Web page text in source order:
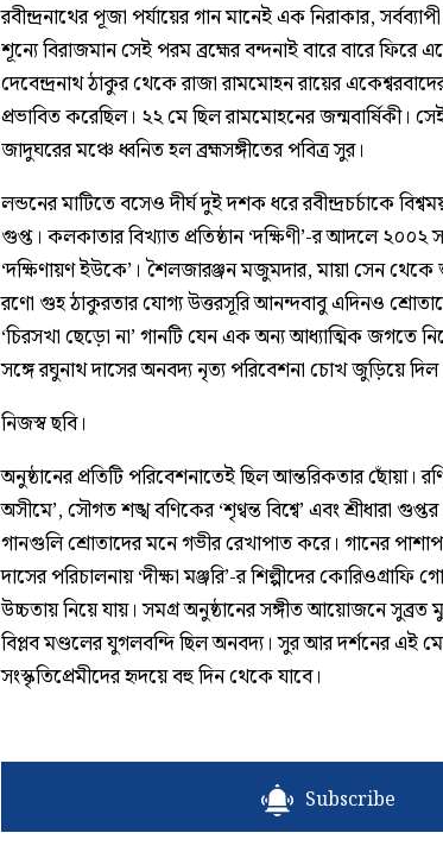
রবীন্দ্রনাথের পূজা পর্যায়ের গান মানেই এক নিরাকার,
শূন্যে বিরাজমান সেই পরম ব্রহ্মের বন্দনাই বারে বারে ফিরে
দেবেন্দ্রনাথ ঠাকুর থেকে রাজা রামমোহন রায়ের
প্রভাবিত করেছিল। ২২ মে ছিল রামমোহনের জন্মবার্ষিকী।
জাদুঘরের মঞ্চে ধ্বনিত হল ব্রহ্মসঙ্গীতের পবিত্র সুর।
লন্ডনের মাটিতে বসেও দীর্ঘ দুই দশক ধরে রবীন্দ্রচর্চাকে
গুপ্ত। কলকাতার বিখ্যাত প্রতিষ্ঠান ‘দক্ষিণী’-র আদলে
‘দক্ষিণায়ণ ইউকে’। শৈলজারঞ্জন মজুমদার, মায়া সেন
রণো গুহ ঠাকুরতার যোগ্য উত্তরসূরি আনন্দবাবু এদিনও
‘চিরসখা ছেড়ো না’ গানটি যেন এক অন্য আধ্যাত্মিক জগতে
সঙ্গে রঘুনাথ দাসের অনবদ্য নৃত্য পরিবেশনা চোখ জুড়িয়ে
নিজস্ব ছবি।
অনুষ্ঠানের প্রতিটি পরিবেশনাতেই ছিল আন্তরিকতার ছোঁয়া।
অসীমে’, সৌগত শঙ্খ বণিকের ‘শৃণ্বন্ত বিশ্বে’ এবং শ্রীধারা
গানগুলি শ্রোতাদের মনে গভীর রেখাপাত করে। গানের
দাসের পরিচালনায় ‘দীক্ষা মঞ্জরি’-র শিল্পীদের
উচ্চতায় নিয়ে যায়। সমগ্র অনুষ্ঠানের সঙ্গীত আয়োজনে সুব্রত
বিপ্লব মণ্ডলের যুগলবন্দি ছিল অনবদ্য। সুর আর দর্শনের এই
সংস্কৃতিপ্রেমীদের হৃদয়ে বহু দিন থেকে যাবে।
Subscribe